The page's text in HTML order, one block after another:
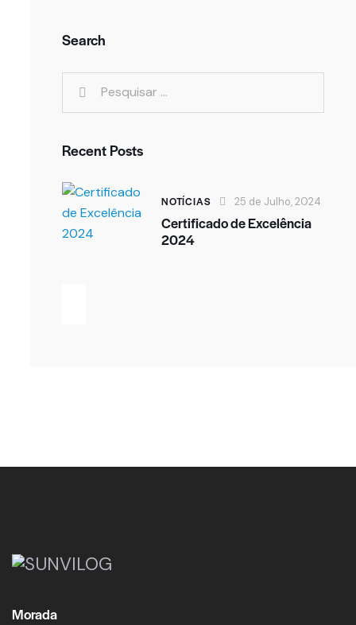
Search
Recent Posts
NOTÍCIAS 25 de Julho, 2024
Certificado de Excelência
2024
Morada